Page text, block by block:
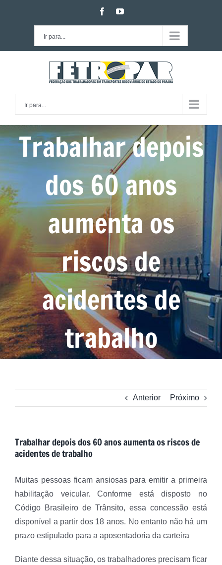
facebookyoutube
Ir para...
Ir para...
Trabalhar depois
dos 60 anos
aumenta os
riscos de
acidentes de
trabalho
Anterior Próximo
Trabalhar depois dos 60 anos aumenta os riscos de
acidentes de trabalho
Muitas pessoas ficam ansiosas para emitir a primeira
habilitação veicular. Conforme está disposto no
Código Brasileiro de Trânsito, essa concessão está
disponível a partir dos 18 anos. No entanto não há um
prazo estipulado para a aposentadoria da carteira
Diante dessa situação, os trabalhadores precisam ficar